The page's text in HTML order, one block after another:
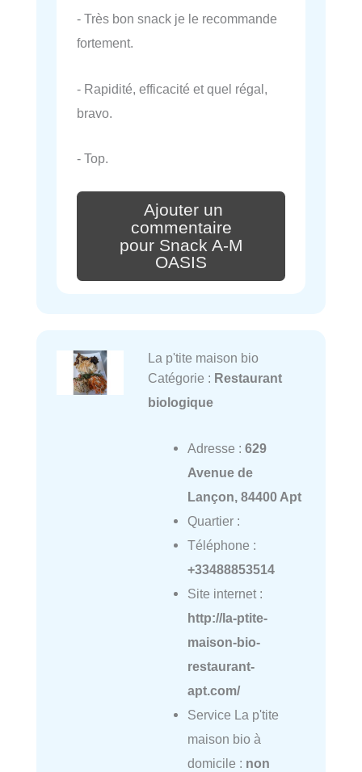
- Très bon snack je le recommande
fortement.
- Rapidité, efficacité et quel régal,
bravo.
- Top.
Ajouter un
commentaire
pour Snack A-M
OASIS
La p'tite maison bio
Catégorie : Restaurant
biologique
Adresse : 629
Avenue de
Lançon, 84400 Apt
Quartier :
Téléphone :
+33488853514
Site internet :
http://la-ptite-
maison-bio-
restaurant-
apt.com/
Service La p'tite
maison bio à
domicile : non